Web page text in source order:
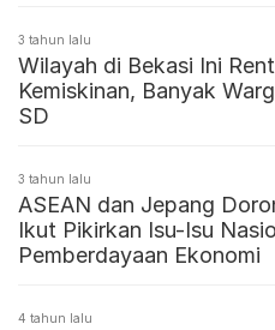
3 tahun lalu
Wilayah di Bekasi Ini
Kemiskinan, Banyak
SD
3 tahun lalu
ASEAN dan Jepang
Ikut Pikirkan Isu-Isu
Pemberdayaan Ekonomi
4 tahun lalu